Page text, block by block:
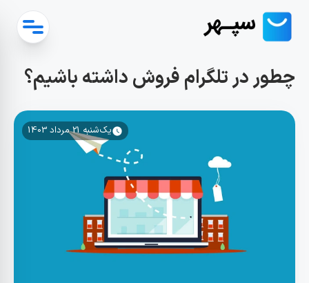
چطور در تلگرام فروش داشته باشیم؟
یک‌شنبه 21 مرداد 1403